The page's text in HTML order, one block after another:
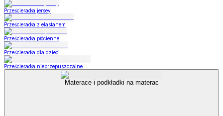
Prześcieradła jersey
Prześcieradła z elastanem
Prześcieradła płócienne
Prześcieradła dla dzieci
Prześcieradła nieprzepuszczalne
Materace i podkładki na materac